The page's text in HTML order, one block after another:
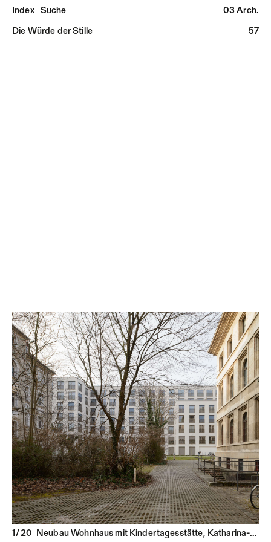
03 Arch.
Die Würde der Stille
Index Suche
57
Neubau Wohnhaus mit Kindertagesstätte, Katharina-von-Bora-Straße, München
1 / 20